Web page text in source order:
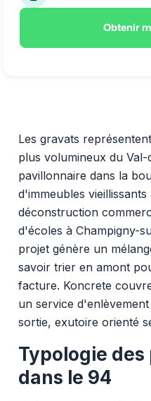
Les gravats
plus volumineux du
pavillonnaire dans la
d'immeubles
déconstruction
d'écoles à Champigny-
projet génère un
savoir trier en amont
facture. Koncrete
un service
sortie, exutoire orienté
Typologie
dans le 94
Obtenir